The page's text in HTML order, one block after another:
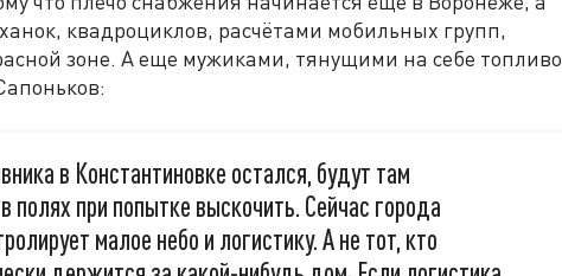
квадроциклов, расчётами мобильных групп,
зоне. А еще мужиками, тянущими на себе топливо
в Константиновке остался, будут там
полях при попытке выскочить. Сейчас города
малое небо и логистику. А не тот, кто